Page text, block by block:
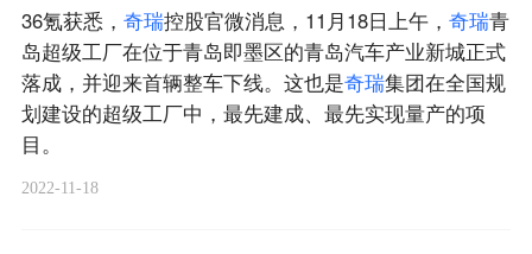
36氪获悉， 奇瑞控股官微消息，11月18日上午， 奇瑞青
岛超级工厂在位于青岛即墨区的青岛汽车产业新城正式
落成，并迎来首辆整车下线。这也是奇瑞集团在全国规
划建设的超级工厂中，最先建成、最先实现量产的项
目。
2022-11-18